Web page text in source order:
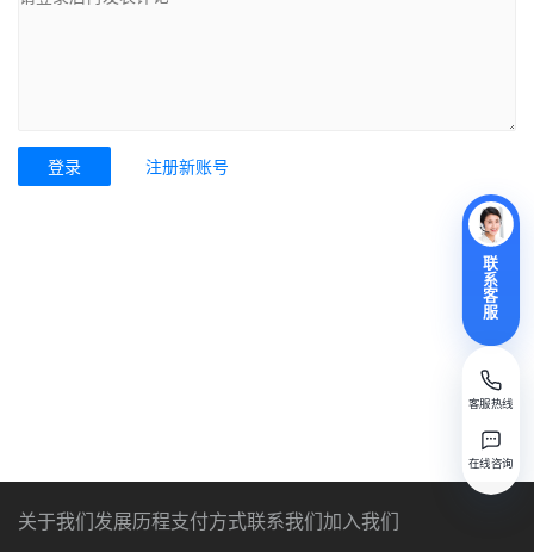
登录 注册新账号
联
系
客
服
客服热线
在线咨询
关于我们发展历程支付方式联系我们加入我们